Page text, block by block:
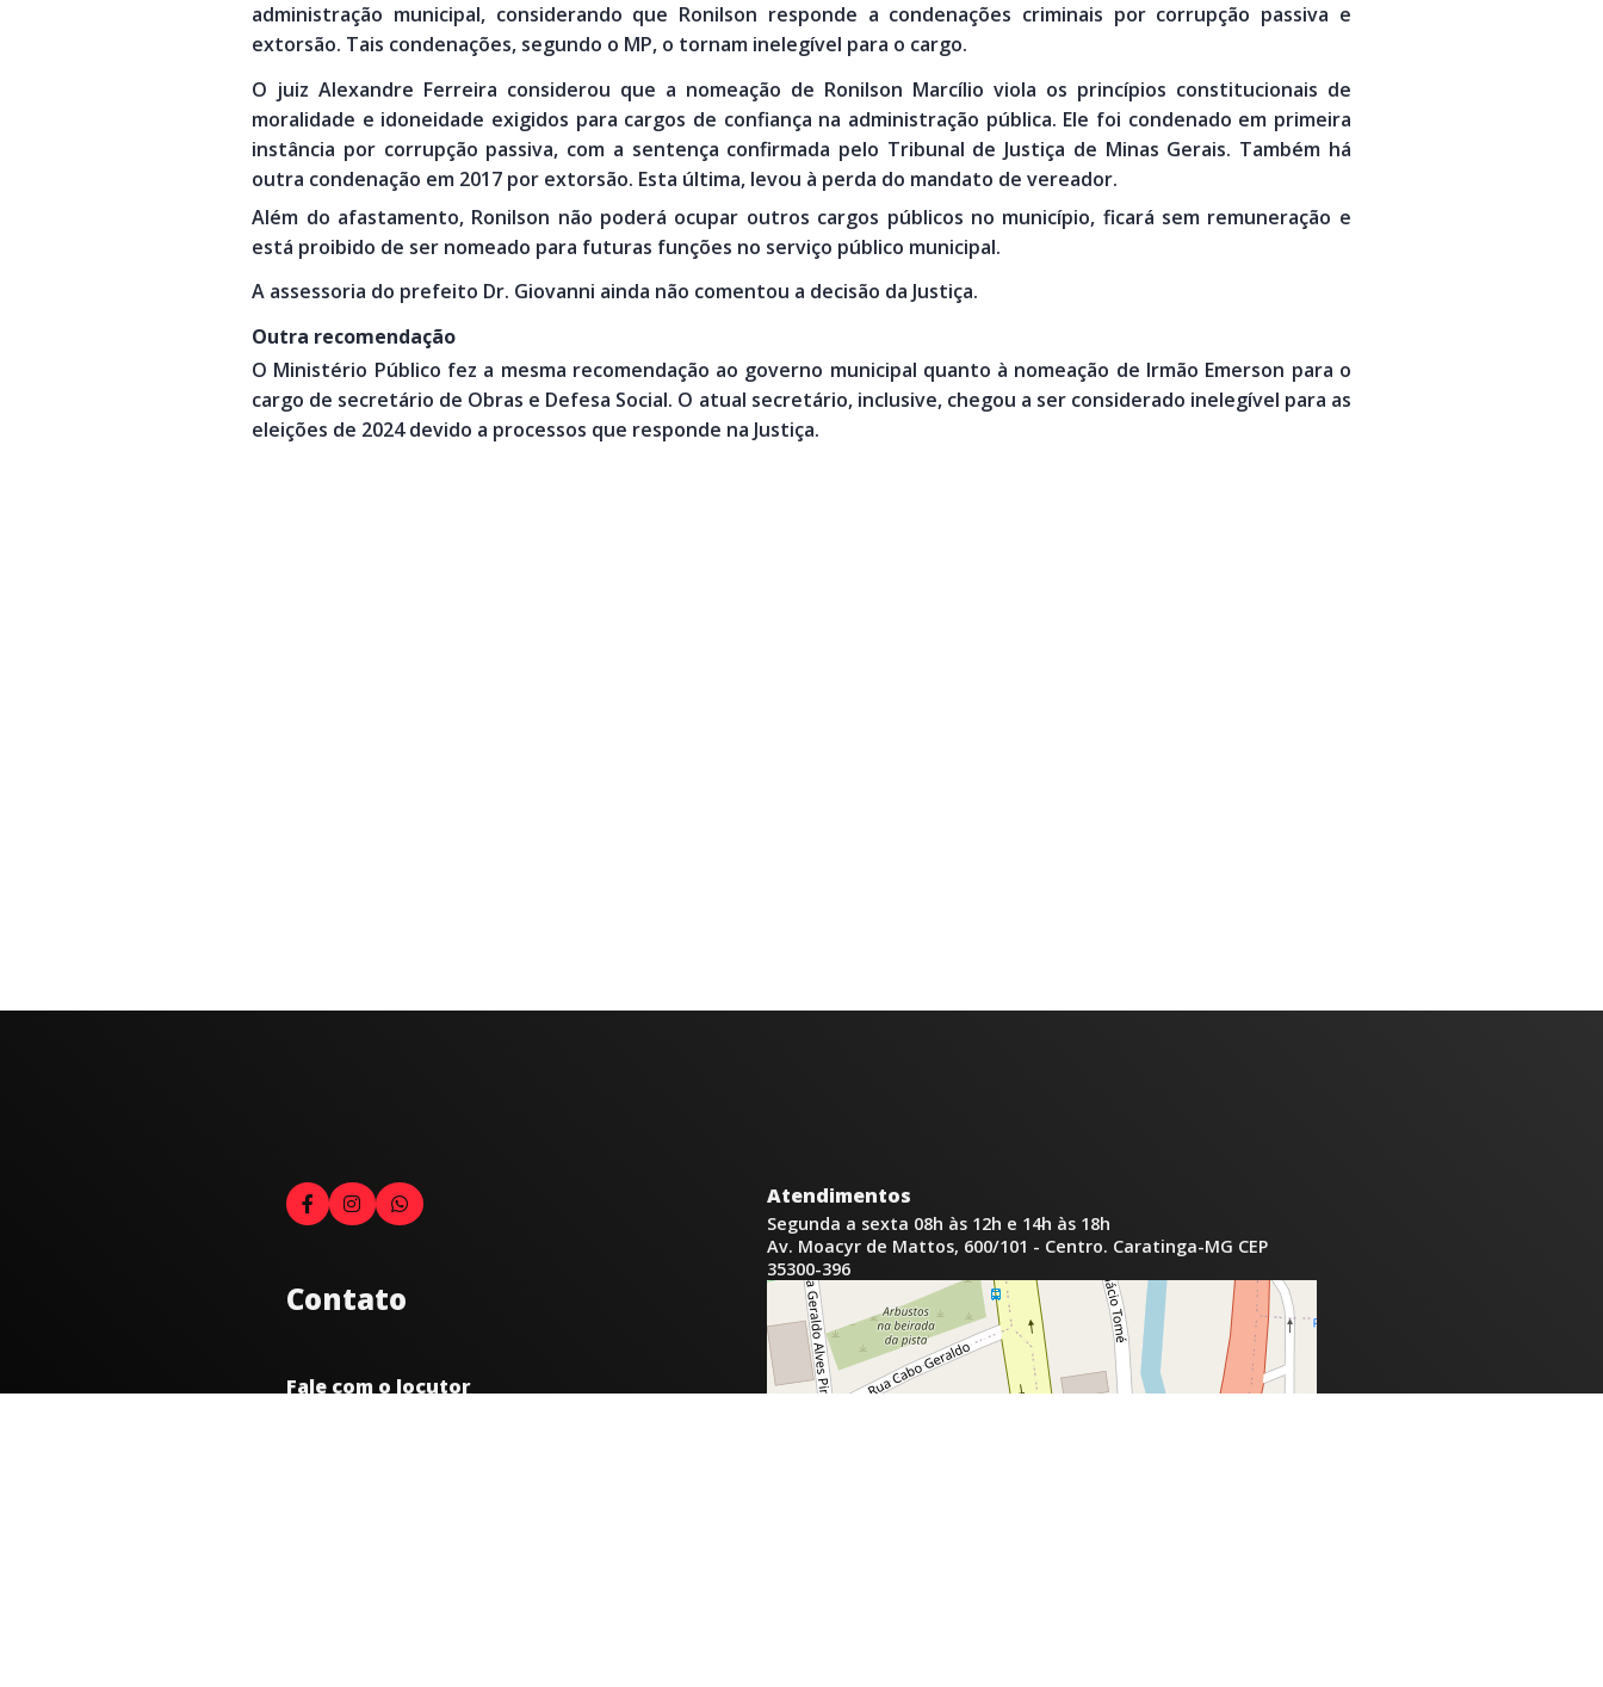
administração municipal, considerando que Ronilson responde a condenações criminais por corrupção passiva e
extorsão. Tais condenações, segundo o MP, o tornam inelegível para o cargo.
O juiz Alexandre Ferreira considerou que a nomeação de Ronilson Marcílio viola os princípios constitucionais de
moralidade e idoneidade exigidos para cargos de confiança na administração pública. Ele foi condenado em primeira
instância por corrupção passiva, com a sentença confirmada pelo Tribunal de Justiça de Minas Gerais. Também há
outra condenação em 2017 por extorsão. Esta última, levou à perda do mandato de vereador.
Além do afastamento, Ronilson não poderá ocupar outros cargos públicos no município, ficará sem remuneração e
está proibido de ser nomeado para futuras funções no serviço público municipal.
A assessoria do prefeito Dr. Giovanni ainda não comentou a decisão da Justiça.
Outra recomendação
O Ministério Público fez a mesma recomendação ao governo municipal quanto à nomeação de Irmão Emerson para o
cargo de secretário de Obras e Defesa Social. O atual secretário, inclusive, chegou a ser considerado inelegível para as
eleições de 2024 devido a processos que responde na Justiça.
Contato
Fale com o locutor
Atendimentos
Segunda a sexta 08h às 12h e 14h às 18h
Av. Moacyr de Mattos, 600/101 - Centro. Caratinga-MG CEP
35300-396